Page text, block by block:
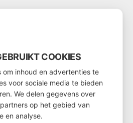
COOKIES
om inhoud en advertenties te
voor sociale media te bieden
We delen gegevens over
op het gebied van
en analyse.